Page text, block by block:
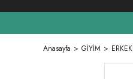
Anasayfa GİYİM ERKEK